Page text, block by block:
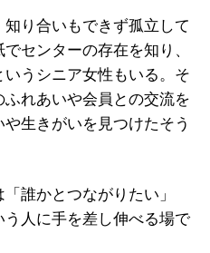
り合いもできず孤立して
センターの存在を知り、
うシニア女性もいる。そ
れあいや会員との交流を
生きがいを見つけたそう
誰かとつながりたい」
う人に手を差し伸べる場で